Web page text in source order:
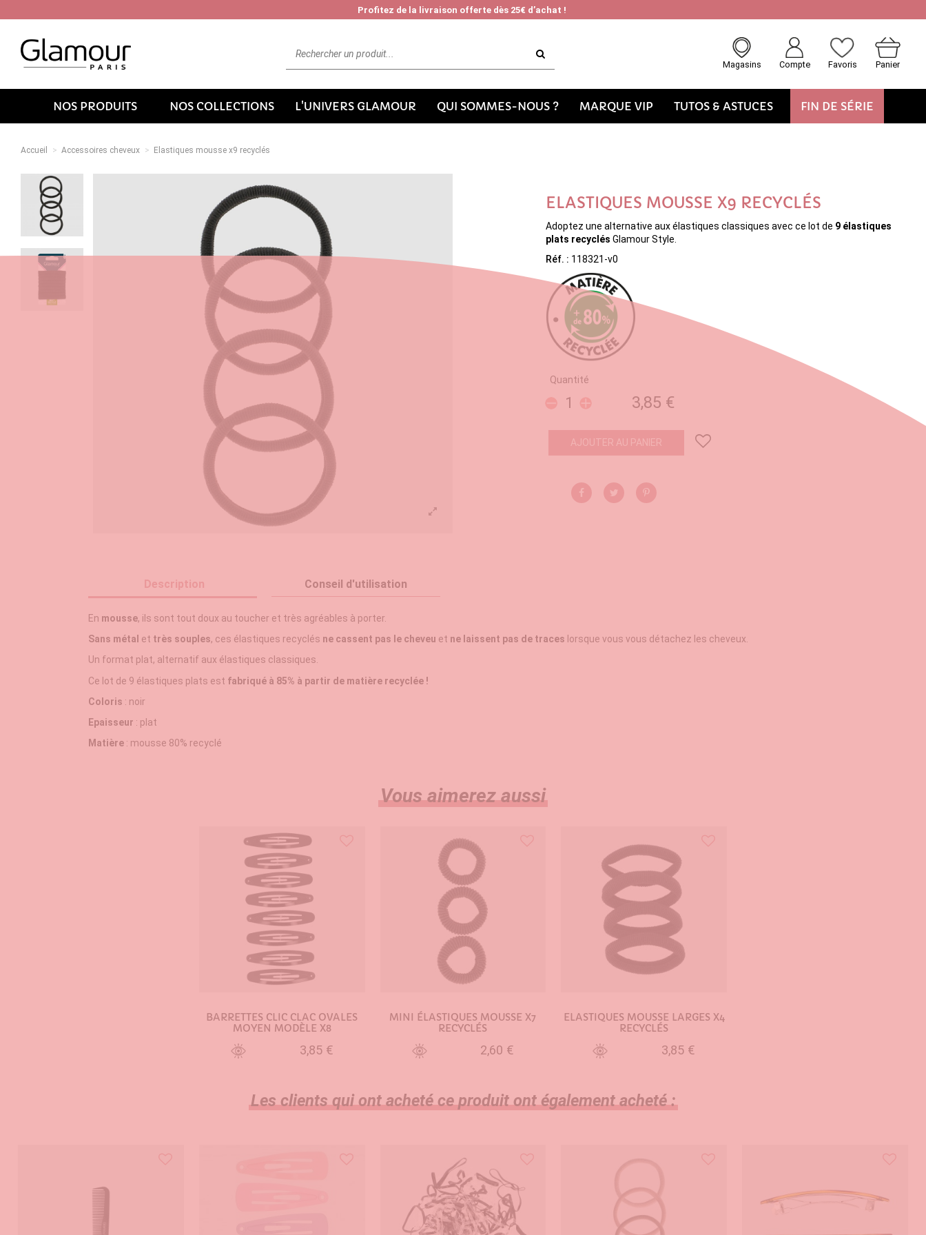
Profitez de la livraison offerte dès 25€ d’achat !
Magasins Compte Favoris Panier
NOS PRODUITS NOS COLLECTIONS L'UNIVERS GLAMOUR QUI SOMMES-NOUS ? MARQUE VIP TUTOS & ASTUCES FIN DE SÉRIE
Accueil Accessoires cheveux Elastiques mousse x9 recyclés
ELASTIQUES MOUSSE X9 RECYCLÉS
Adoptez une alternative aux élastiques classiques avec ce lot de 9 élastiques
plats recyclés Glamour Style.
Réf. : 118321-v0
Quantité
3,85 €
AJOUTER AU PANIER
Description Conseil d'utilisation
En mousse, ils sont tout doux au toucher et très agréables à porter.
Sans métal et très souples, ces élastiques recyclés ne cassent pas le cheveu et ne laissent pas de traces lorsque vous vous détachez les cheveux.
Un format plat, alternatif aux élastiques classiques.
Ce lot de 9 élastiques plats est fabriqué à 85% à partir de matière recyclée !
Coloris : noir
Epaisseur : plat
Matière: mousse 80% recyclé
Vous aimerez aussi
BARRETTES CLIC CLAC OVALES
MOYEN MODÈLE X8
3,85 €
MINI ÉLASTIQUES MOUSSE X7
RECYCLÉS
2,60 €
ELASTIQUES MOUSSE LARGES X4
RECYCLÉS
3,85 €
Les clients qui ont acheté ce produit ont également acheté :